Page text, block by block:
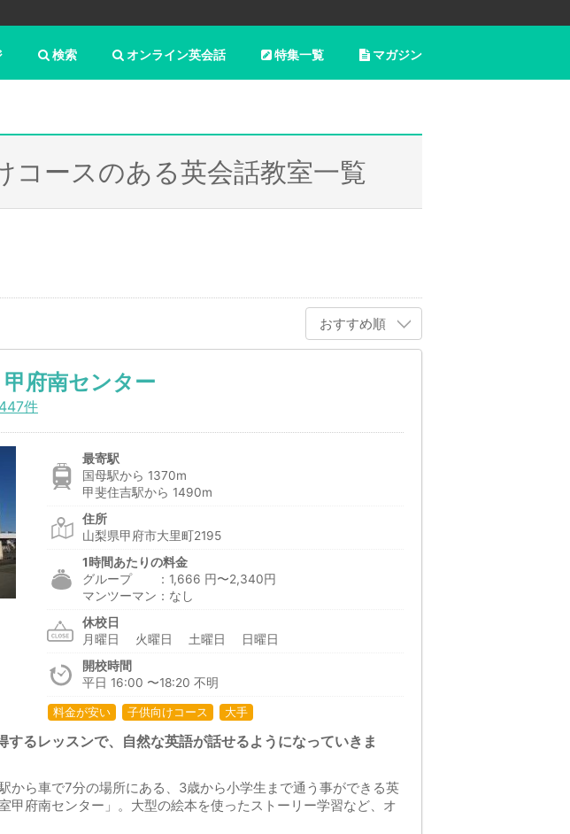
マガジン
特集一覧
オンライン英会話
検索
コースのある英会話教室一覧
おすすめ順
府南センター
447件
最寄駅
国母駅から 1370m
甲斐住吉駅から 1490m
住所
山梨県甲府市大里町2195
1時間あたりの料金
グループ ：1,666 円〜2,340円
マンツーマン：なし
休校日
月曜日 火曜日 土曜日 日曜日
開校時間
平日 16:00 〜18:20 不明
料金が安い 子供向けコース 大手
するレッスンで、自然な英語が話せるようになっていきま
から車で7分の場所にある、3歳から小学生まで通う事ができる英
甲府南センター」。大型の絵本を使ったストーリー学習など、オ